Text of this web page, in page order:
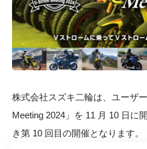
株式会社スズキ二輪は、ユーザ
Meeting 2024」を 11 月 10 日に
き第 10 回目の開催となります。